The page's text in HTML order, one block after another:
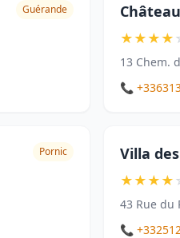
Guérande
★★★★
13 Chem.
📞
Pornic Villa
★★★★
43 Rue du
📞